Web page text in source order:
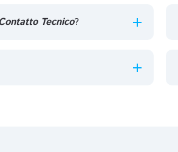
Tecnico?